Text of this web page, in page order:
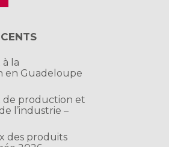
la
en Guadeloupe
de production et
l’industrie –
des produits